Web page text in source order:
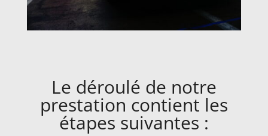
Le déroulé de notre
prestation contient les
étapes suivantes :